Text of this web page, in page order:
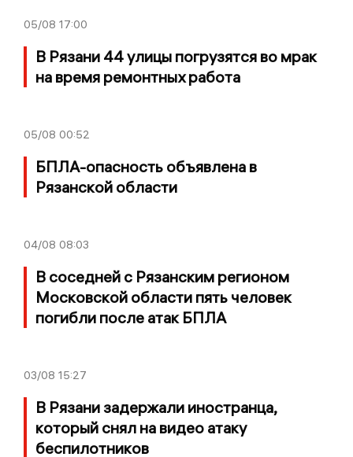
05/08 17:00
В Рязани 44 улицы погрузятся во мрак
на время ремонтных работа
05/08 00:52
БПЛА-опасность объявлена в
Рязанской области
04/08 08:03
В соседней с Рязанским регионом
Московской области пять человек
погибли после атак БПЛА
03/08 15:27
В Рязани задержали иностранца,
который снял на видео атаку
беспилотников